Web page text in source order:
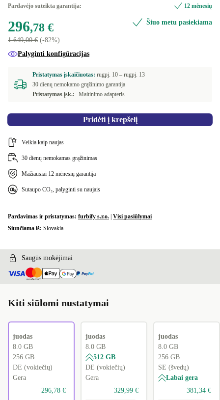
US (US anglų)
SE (švedų)
Naujas +42,47 €
Pardavėjo suteikta garantija: 12 mėnesių
296,78 €
1 649,00 € (-82%)
Šiuo metu pasiekiama
Palyginti konfigūracijas
Pristatymas įskaičiuotas: rugpj. 10 – rugpj. 13
30 dienų nemokamo grąžinimo garantija
Pristatymas įsk.:
Maitinimo adapteris
Pridėti į krepšelį
Veikia kaip naujas
30 dienų nemokamas grąžinimas
Mažiausiai 12 mėnesių garantija
Sutaupo CO₂, palyginti su naujais
Pardavimas ir pristatymas: furbify s.r.o. Visi pasiūlymai
Siunčiama iš: Slovakia
Saugūs mokėjimai
Kiti siūlomi nustatymai
juodas
8.0 GB
256 GB
DE (vokiečių)
Gera
296,78 €
juodas
8.0 GB
512 GB
DE (vokiečių)
Gera
329,99 €
juodas
8.0 GB
256 GB
SE (švedų)
Labai gera
381,34 €